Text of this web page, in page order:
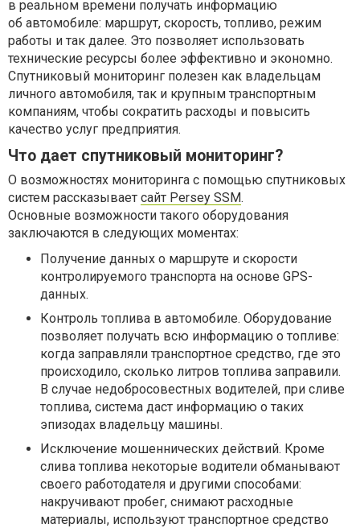
в реальном времени получать информацию
об автомобиле: маршрут, скорость, топливо, режим
работы и так далее. Это позволяет использовать
технические ресурсы более эффективно и экономно.
Спутниковый мониторинг полезен как владельцам
личного автомобиля, так и крупным транспортным
компаниям, чтобы сократить расходы и повысить
качество услуг предприятия.
Что дает спутниковый мониторинг?
О возможностях мониторинга с помощью спутниковых
систем рассказывает сайт Persey SSM.
Основные возможности такого оборудования
заключаются в следующих моментах:
Получение данных о маршруте и скорости
контролируемого транспорта на основе GPS-
данных.
Контроль топлива в автомобиле. Оборудование
позволяет получать всю информацию о топливе:
когда заправляли транспортное средство, где это
происходило, сколько литров топлива заправили.
В случае недобросовестных водителей, при сливе
топлива, система даст информацию о таких
эпизодах владельцу машины.
Исключение мошеннических действий. Кроме
слива топлива некоторые водители обманывают
своего работодателя и другими способами:
накручивают пробег, снимают расходные
материалы, используют транспортное средство